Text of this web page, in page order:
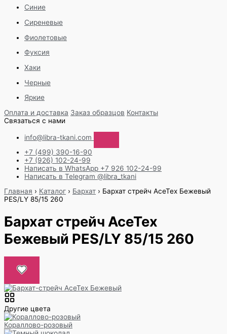
Синие
Сиреневые
Фиолетовые
Фуксия
Хаки
Черные
Яркие
Оплата и доставка Заказ образцов Контакты
Связаться с нами
info@libra-tkani.com
+7 (499) 390-16-90
+7 (926) 102-24-99
Написать в WhatsApp +7 926 102-24-99
Написать в Telegram @libra_tkani
Перейти
к
Главная › Каталог › Бархат › Бархат стрейч AceTex Бежевый
PES/LY 85/15 260
Бархат стрейч AceTex
Бежевый PES/LY 85/15 260
Другие цвета
Кораллово-розовый